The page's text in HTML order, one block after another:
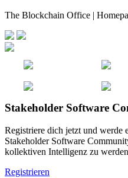
The Blockchain Office |
Stakeholder Software
Registriere dich jetzt und werde
Stakeholder Software
kollektiven Intelligenz zu
Registrieren